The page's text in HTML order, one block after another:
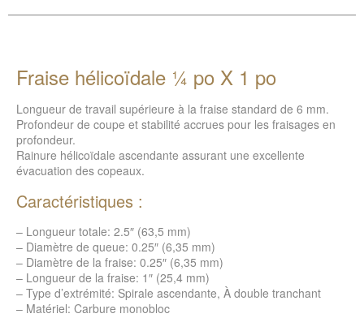
Fraise hélicoïdale ¼ po X 1 po
Longueur de travail supérieure à la fraise standard de 6 mm.
Profondeur de coupe et stabilité accrues pour les fraisages en
profondeur.
Rainure hélicoïdale ascendante assurant une excellente
évacuation des copeaux.
Caractéristiques :
– Longueur totale: 2.5″ (63,5 mm)
– Diamètre de queue: 0.25″ (6,35 mm)
– Diamètre de la fraise: 0.25″ (6,35 mm)
– Longueur de la fraise: 1″ (25,4 mm)
– Type d’extrémité: Spirale ascendante, À double tranchant
– Matériel: Carbure monobloc